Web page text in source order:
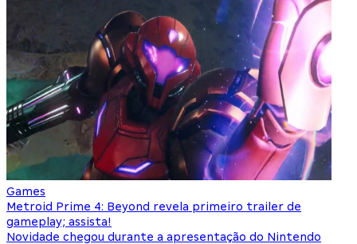
Games
Metroid Prime 4: Beyond revela primeiro trailer de
gameplay; assista!
Novidade chegou durante a apresentação do Nintendo